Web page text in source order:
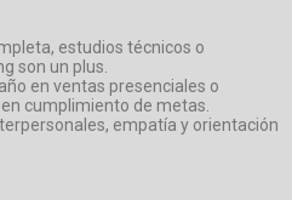
estudios técnicos o
son un plus.
en ventas presenciales o
cumplimiento de metas.
empatía y orientación